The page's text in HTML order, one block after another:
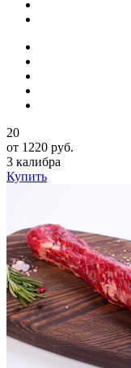
20
от 1220 руб.
3 калибра
Купить